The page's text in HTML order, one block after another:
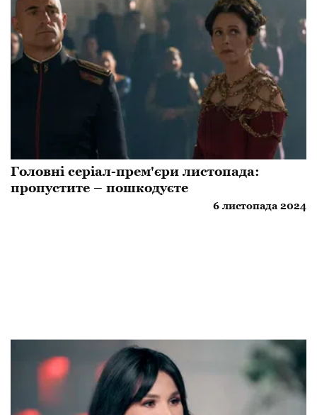
Головні серіал-прем'єри листопада:
пропустите – пошкодуєте
6 листопада 2024